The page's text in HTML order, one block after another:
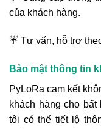
của khách hàng.
☔ Tư vấn, hỗ trợ
Bảo mật thông tin
PyLoRa cam kết
khách hàng cho
tôi có thể tiết lộ